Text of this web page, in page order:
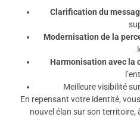
Clarification du
Modernisation de la
Harmonisation avec la
Meilleure visibilité
En repensant votre identité,
nouvel élan sur son territoire,